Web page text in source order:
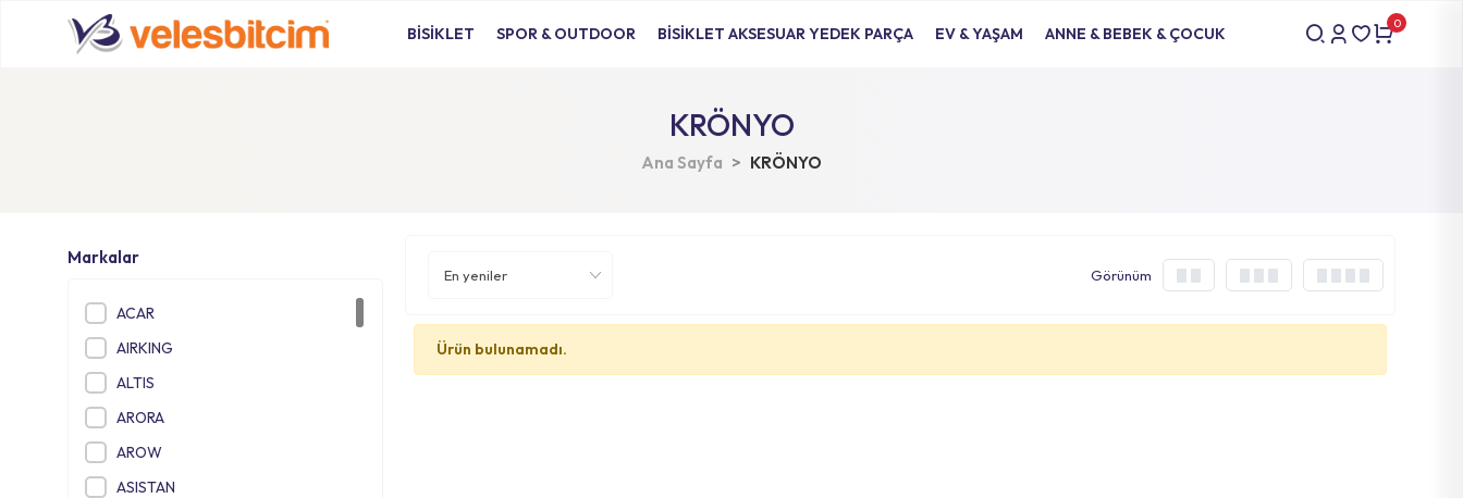
BİSİKLET SPOR & OUTDOOR BİSİKLET AKSESUAR YEDEK PARÇA EV & YAŞAM ANNE & BEBEK & ÇOCUK
0
KRÖNYO
Ana Sayfa KRÖNYO
Markalar
ACAR
AIRKING
ALTIS
ARORA
AROW
ASISTAN
Görünüm
Ürün bulunamadı.